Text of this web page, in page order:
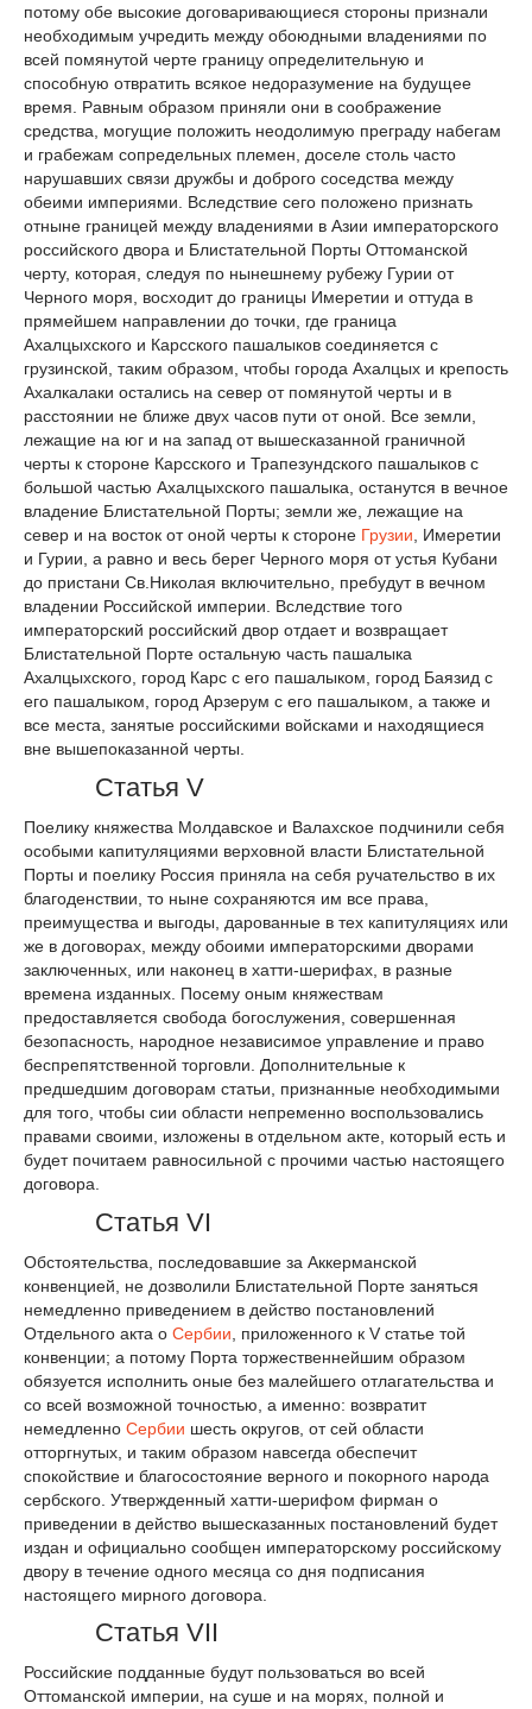
потому обе высокие договаривающиеся стороны признали
необходимым учредить между обоюдными владениями по
всей помянутой черте границу определительную и
способную отвратить всякое недоразумение на будущее
время. Равным образом приняли они в соображение
средства, могущие положить неодолимую преграду набегам
и грабежам сопредельных племен, доселе столь часто
нарушавших связи дружбы и доброго соседства между
обеими империями. Вследствие сего положено признать
отныне границей между владениями в Азии императорского
российского двора и Блистательной Порты Оттоманской
черту, которая, следуя по нынешнему рубежу Гурии от
Черного моря, восходит до границы Имеретии и оттуда в
прямейшем направлении до точки, где граница
Ахалцыхского и Карсского пашалыков соединяется с
грузинской, таким образом, чтобы города Ахалцых и крепость
Ахалкалаки остались на север от помянутой черты и в
расстоянии не ближе двух часов пути от оной. Все земли,
лежащие на юг и на запад от вышесказанной граничной
черты к стороне Карсского и Трапезундского пашалыков с
большой частью Ахалцыхского пашалыка, останутся в вечное
владение Блистательной Порты; земли же, лежащие на
север и на восток от оной черты к стороне Грузии, Имеретии
и Гурии, а равно и весь берег Черного моря от устья Кубани
до пристани Св.Николая включительно, пребудут в вечном
владении Российской империи. Вследствие того
императорский российский двор отдает и возвращает
Блистательной Порте остальную часть пашалыка
Ахалцыхского, город Карс с его пашалыком, город Баязид с
его пашалыком, город Арзерум с его пашалыком, а также и
все места, занятые российскими войсками и находящиеся
вне вышепоказанной черты.
Статья V
Поелику княжества Молдавское и Валахское подчинили себя
особыми капитуляциями верховной власти Блистательной
Порты и поелику Россия приняла на себя ручательство в их
благоденствии, то ныне сохраняются им все права,
преимущества и выгоды, дарованные в тех капитуляциях или
же в договорах, между обоими императорскими дворами
заключенных, или наконец в хатти-шерифах, в разные
времена изданных. Посему оным княжествам
предоставляется свобода богослужения, совершенная
безопасность, народное независимое управление и право
беспрепятственной торговли. Дополнительные к
предшедшим договорам статьи, признанные необходимыми
для того, чтобы сии области непременно воспользовались
правами своими, изложены в отдельном акте, который есть и
будет почитаем равносильной с прочими частью настоящего
договора.
Статья VI
Обстоятельства, последовавшие за Аккерманской
конвенцией, не дозволили Блистательной Порте заняться
немедленно приведением в действо постановлений
Отдельного акта о Сербии , приложенного к V статье той
конвенции; а потому Порта торжественнейшим образом
обязуется исполнить оные без малейшего отлагательства и
со всей возможной точностью, а именно: возвратит
немедленно Сербии шесть округов, от сей области
отторгнутых, и таким образом навсегда обеспечит
спокойствие и благосостояние верного и покорного народа
сербского. Утвержденный хатти-шерифом фирман о
приведении в действо вышесказанных постановлений будет
издан и официально сообщен императорскому российскому
двору в течение одного месяца со дня подписания
настоящего мирного договора.
Статья VII
Российские подданные будут пользоваться во всей
Оттоманской империи, на суше и на морях, полной и